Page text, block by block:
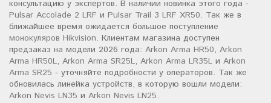
консультацию у экспертов. В наличии новинка этого года -
Pulsar Accolade 2 LRF и Pulsar Trail 3 LRF XR50. Так же в
ближайшее время ожидается большое поступление
монокуляров Hikvision. Клиентам магазина доступен
предзаказ на модели 2026 года: Arkon Arma HR50, Arkon
Arma HR50L, Arkon Arma SR25L, Arkon Arma LR35L и Arkon
Arma SR25 - уточняйте подробности у операторов. Так же
обновилась линейка устройств, в которую вошли модели:
Arkon Nevis LN35 и Arkon Nevis LN25.